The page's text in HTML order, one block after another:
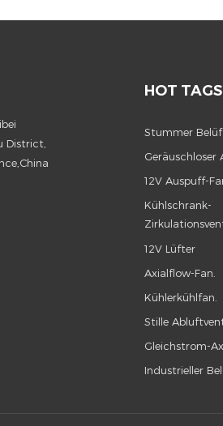
District,
HOT
Stummer
Geräuschloser
12V Auspuff-
Kühlschrank-
12V Lüfter
Axialflow-Fan.
Kühlerkühlfan.
Stille
Gleichstrom-
Industrieller